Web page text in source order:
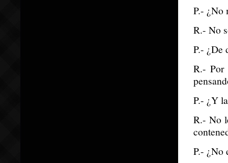
P.- ¿No
R.- No
P.- ¿De
R.- Por
P.- ¿Y
R.- No
P.- ¿No